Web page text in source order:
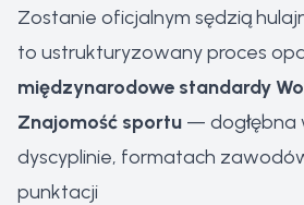
Zostanie oficjalnym sędzią
to ustrukturyzowany proces
międzynarodowe standardy
Znajomość sportu — dogłębna
dyscyplinie, formatach
punktacji